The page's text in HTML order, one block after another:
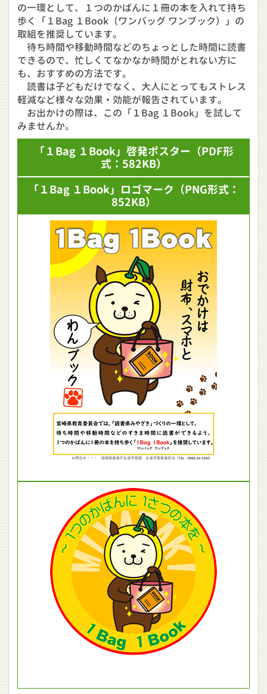
の一環として、１つのかばんに１冊の本を入れて持ち
歩く「１Bag １Book（ワンバッグ ワンブック）」の
取組を推奨しています。
待ち時間や移動時間などのちょっとした時間に読書
できるので、忙しくてなかなか時間がとれない方に
も、おすすめの方法です。
読書は子どもだけでなく、大人にとってもストレス
軽減など様々な効果・効能が報告されています。
お出かけの際は、この「１Bag １Book」を試して
みませんか。
「１Bag １Book」啓発ポスター （PDF形
式：582KB）
「１Bag １Book」ロゴマーク （PNG形式：
852KB）